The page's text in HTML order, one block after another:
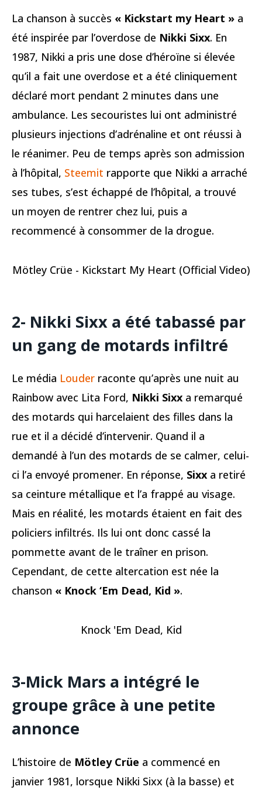
La chanson à succès « Kickstart my Heart » a
été inspirée par l’overdose de Nikki Sixx. En
1987, Nikki a pris une dose d’héroïne si élevée
qu’il a fait une overdose et a été cliniquement
déclaré mort pendant 2 minutes dans une
ambulance. Les secouristes lui ont administré
plusieurs injections d’adrénaline et ont réussi à
le réanimer. Peu de temps après son admission
à l’hôpital, Steemit rapporte que Nikki a arraché
ses tubes, s’est échappé de l’hôpital, a trouvé
un moyen de rentrer chez lui, puis a
recommencé à consommer de la drogue.
Mötley Crüe - Kickstart My Heart (Official Video)
2- Nikki Sixx a été tabassé par
un gang de motards infiltré
Le média Louder raconte qu’après une nuit au
Rainbow avec Lita Ford, Nikki Sixx a remarqué
des motards qui harcelaient des filles dans la
rue et il a décidé d’intervenir. Quand il a
demandé à l’un des motards de se calmer, celui-
ci l’a envoyé promener. En réponse, Sixx a retiré
sa ceinture métallique et l’a frappé au visage.
Mais en réalité, les motards étaient en fait des
policiers infiltrés. Ils lui ont donc cassé la
pommette avant de le traîner en prison.
Cependant, de cette altercation est née la
chanson « Knock ‘Em Dead, Kid ».
Knock 'Em Dead, Kid
3-Mick Mars a intégré le
groupe grâce à une petite
annonce
L’histoire de Mötley Crüe a commencé en
janvier 1981, lorsque Nikki Sixx (à la basse) et